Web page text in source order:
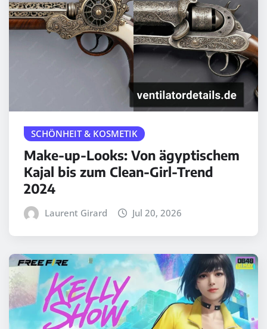
SCHÖNHEIT & KOSMETIK
Make-up-Looks: Von ägyptischem
Kajal bis zum Clean-Girl-Trend
2024
Laurent Girard Jul 20, 2026